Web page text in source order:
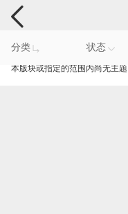
手机反馈
分类 状态
本版块或指定的范围内尚无主题